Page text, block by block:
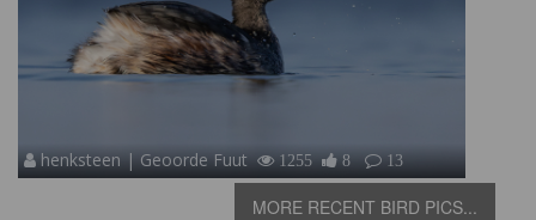
henksteen | Geoorde Fuut 1255 8 13
MORE RECENT BIRD PICS...